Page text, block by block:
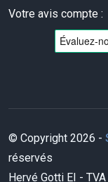
Votre avis compte :
© Copyright 2026 -
réservés
Hervé Gotti EI -